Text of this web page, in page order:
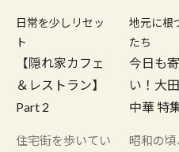
日常を少しリセッ
ト
【隠れ家カフェ
＆レストラン】
Part 2
住宅街を歩いてい
地元に根
たち
今日も
い！大
中華 特
昭和の